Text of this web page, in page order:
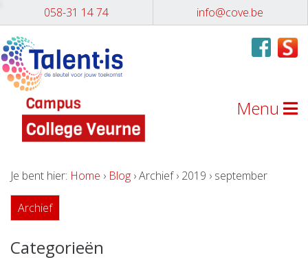
058-31 14 74 info@cove.be
Menu
Je bent hier: Home › Blog › Archief › 2019 › september
Archief
Categorieën